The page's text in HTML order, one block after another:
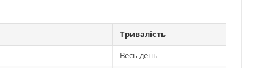
Тривалість
Весь день